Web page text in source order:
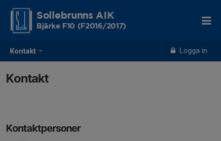
Kontakt Logga in
Sollebrunns AIK
Bjärke F10 (F2016/2017)
Kontakt
Kontaktpersoner